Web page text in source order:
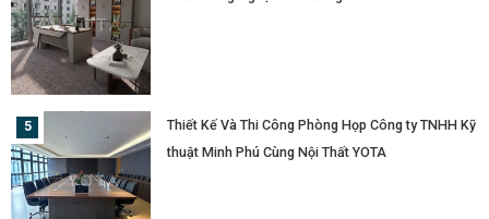
Thiết Kế Và Thi Công Phòng Họp Công ty TNHH Kỹ
thuật Minh Phú Cùng Nội Thất YOTA